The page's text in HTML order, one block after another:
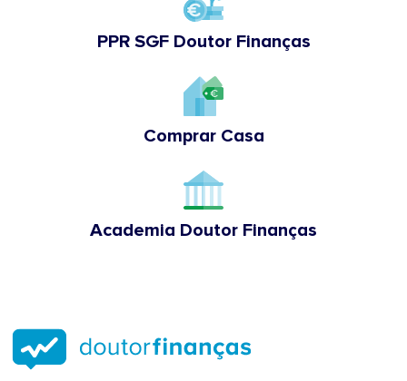
PPR SGF Doutor Finanças
Comprar Casa
Academia Doutor Finanças